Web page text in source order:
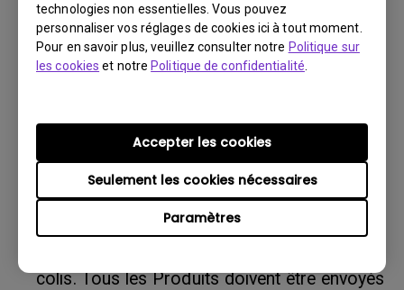
technologies non essentielles. Vous pouvez
personnaliser vos réglages de cookies ici à tout moment.
Pour en savoir plus, veuillez consulter notre Politique sur
les cookies et notrePolitique de confidentialité
Paramètres
Seulement les cookies nécessaires
Accepter les cookies
charges associées au transport du Produit
BenQ. De plus, vous êtes responsable de
l’assurance du Produit expédié et assumez
accompagnés (i) des matériaux d’expédition
et d’emballage d’origine, (ii) d’une description
du symptôme du Produit BenQ et (iii) d’une
preuve du lieu et de la date d’achat. Le
numéro RMA doit être clairement inscrit sur
colis. Tous les Produits doivent être envoyés